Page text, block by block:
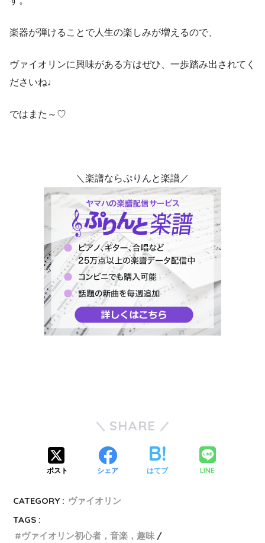
楽器が弾けることで人生の楽しみが増えるので、
ヴァイオリンに興味がある方はぜひ、一歩踏み出されてく
ださいね♩
ではまた～♡
＼楽譜ならぷりんと楽譜／
SHARE
ポスト シェア はてブ LINE
CATEGORY : ヴァイオリン
TAGS :
ヴァイオリン初心者，音楽，趣味